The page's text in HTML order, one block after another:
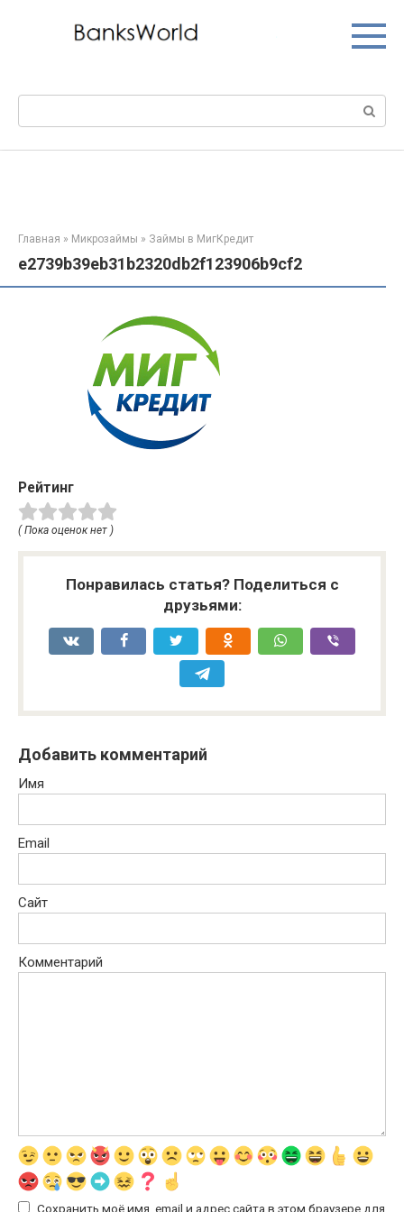
Поиск:
Главная » Микрозаймы » Займы в МигКредит
e2739b39eb31b2320db2f123906b9cf2
Рейтинг
( Пока оценок нет )
Понравилась статья? Поделиться с
друзьями:
Добавить комментарий
Имя
Email
Сайт
Комментарий
Сохранить моё имя, email и адрес сайта в этом браузере для